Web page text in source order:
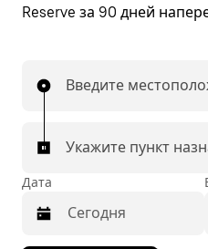
Reserve за 90 дней
Введите
Укажите пункт
Дата